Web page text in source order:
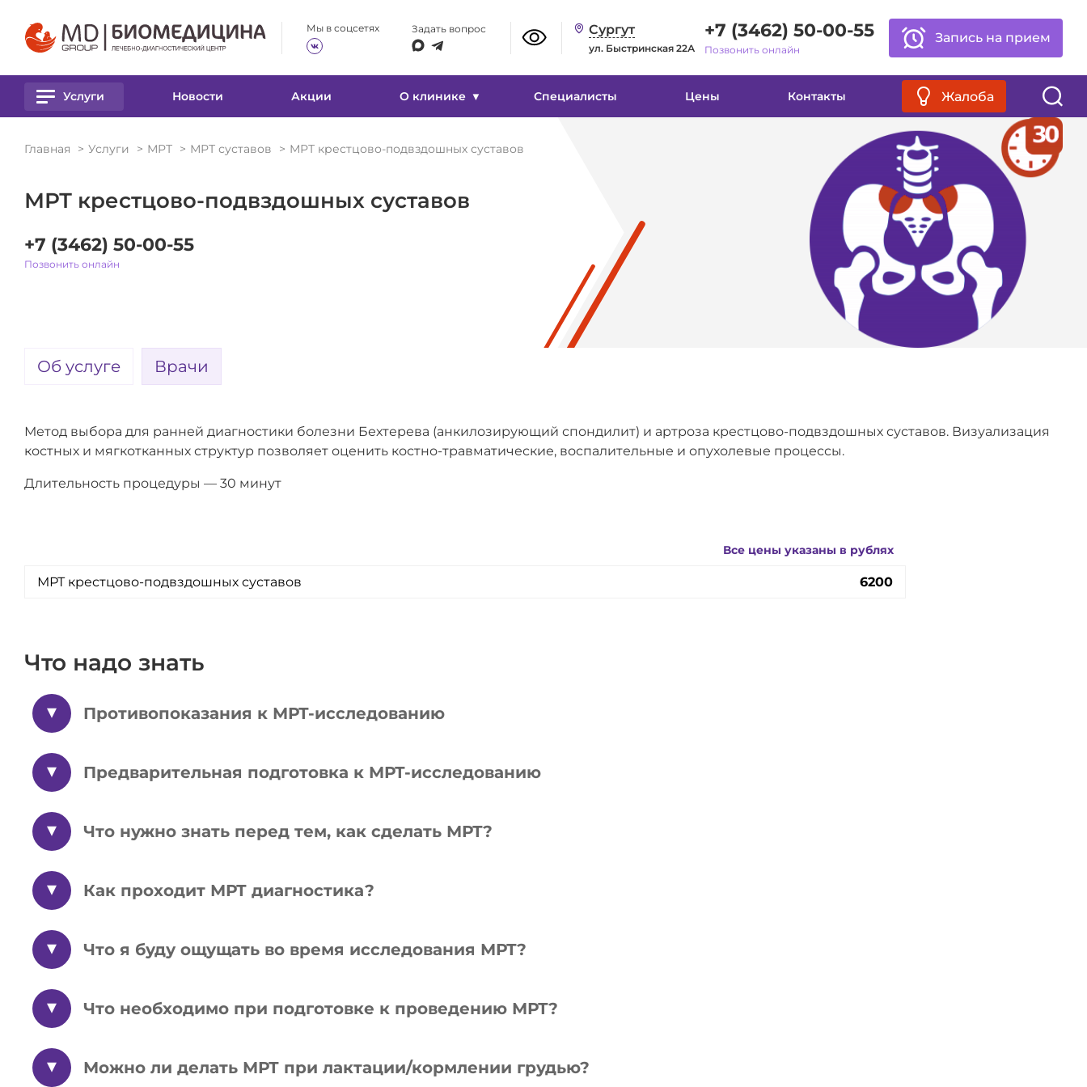
Размер шрифта
А А А
Цвет
А
Изображение
Вкл
Выкл Обычная версия
Мы в соцсетях Задать вопрос Сургут
ул. Быстринская 22А
+7 (3462) 50-00-55
Позвонить онлайн
Запись на прием
Услуги Новости Акции О клинике Специалисты Цены Контакты Жалоба
Главная Услуги МРТ МРТ суставов МРТ крестцово-подвздошных суставов
МРТ крестцово-подвздошных суставов
+7 (3462) 50-00-55
Позвонить онлайн
Об услуге Врачи
Метод выбора для ранней диагностики болезни Бехтерева (анкилозирующий спондилит) и артроза крестцово-подвздошных суставов. Визуализация
костных и мягкотканных структур позволяет оценить костно-травматические, воспалительные и опухолевые процессы.
Длительность процедуры — 30 минут
Все цены указаны в рублях
МРТ крестцово-подвздошных суставов 6200
Что надо знать
Противопоказания к МРТ-исследованию
Предварительная подготовка к МРТ-исследованию
Что нужно знать перед тем, как сделать МРТ?
Как проходит МРТ диагностика?
Что я буду ощущать во время исследования МРТ?
Что необходимо при подготовке к проведению МРТ?
Можно ли делать МРТ при лактации/кормлении грудью?